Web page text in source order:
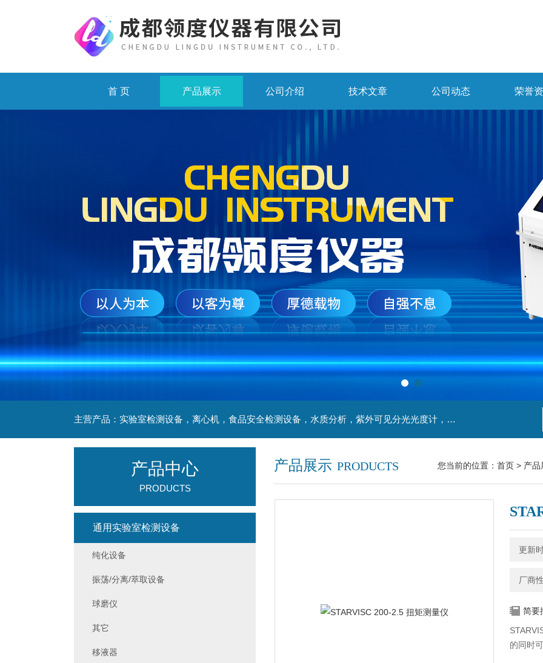
首 页 产品展示 公司介绍 技术文章 公司动态 荣誉
主营产品：实验室检测设备，离心机，食品安全检测设备，水质分析，紫外可见分光光度计，液氮罐，万分之一天平，离心机生物实验室工程，移液器
产品展示 PRODUCTS 您当前的位置： 首页 > 产品
更新
厂商
简要
的同时
产品中心
PRODUCTS
通用实验室检测设备
纯化设备
振荡/分离/萃取设备
球磨仪
其它
移液器